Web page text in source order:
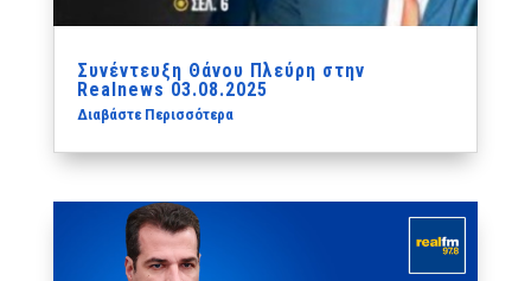
Συνέντευξη Θάνου Πλεύρη στην
Realnews 03.08.2025
Διαβάστε Περισσότερα